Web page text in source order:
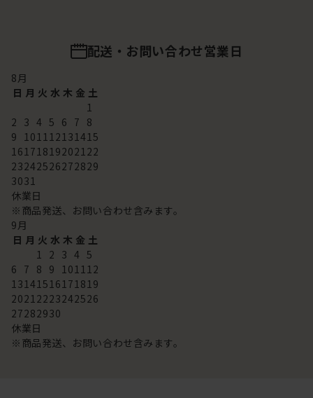
配送・お問い合わせ営業日
8月
日 月 火 水 木 金 土
1
2 3 4 5 6 7 8
9 101112131415
16171819202122
23242526272829
3031
休業日
※商品発送、お問い合わせ含みます。
9月
日 月 火 水 木 金 土
1 2 3 4 5
6 7 8 9 101112
13141516171819
20212223242526
27282930
休業日
※商品発送、お問い合わせ含みます。